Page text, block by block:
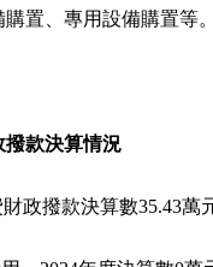
置、專用設備購置等
撥款決算情況
財政撥款決算數35.43